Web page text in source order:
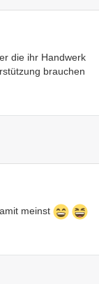
die ihr Handwerk
brauchen
meinst